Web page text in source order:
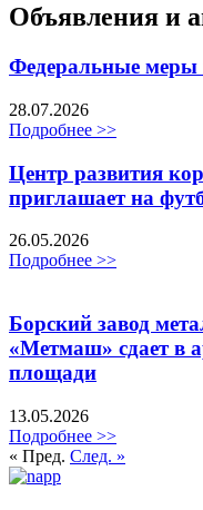
Объявления и
Федеральные меры
28.07.2026
Подробнее >>
Центр развития
приглашает на
26.05.2026
Подробнее >>
Борский завод
«Метмаш» сдает в
площади
13.05.2026
Подробнее >>
« Пред. След. »